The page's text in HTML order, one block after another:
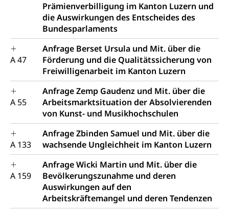
Prämienverbilligung im Kanton Luzern und
die Auswirkungen des Entscheides des
Bundesparlaments
A 47
Anfrage Berset Ursula und Mit. über die
Förderung und die Qualitätssicherung von
Freiwilligenarbeit im Kanton Luzern
A 55
Anfrage Zemp Gaudenz und Mit. über die
Arbeitsmarktsituation der Absolvierenden
von Kunst- und Musikhochschulen
A 133
Anfrage Zbinden Samuel und Mit. über die
wachsende Ungleichheit im Kanton Luzern
A 159
Anfrage Wicki Martin und Mit. über die
Bevölkerungszunahme und deren
Auswirkungen auf den
Arbeitskräftemangel und deren Tendenzen